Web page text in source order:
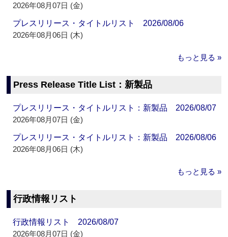
2026年08月07日 (金)
プレスリリース・タイトルリスト 2026/08/06
2026年08月06日 (木)
もっと見る »
Press Release Title List：新製品
プレスリリース・タイトルリスト：新製品 2026/08/07
2026年08月07日 (金)
プレスリリース・タイトルリスト：新製品 2026/08/06
2026年08月06日 (木)
もっと見る »
行政情報リスト
行政情報リスト 2026/08/07
2026年08月07日 (金)